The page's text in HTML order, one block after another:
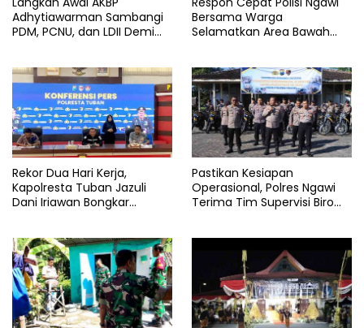
Adhytiawarman Sambangi
PDM, PCNU, dan LDII Demi
Bersama Warga
Selamatkan Area Bawah
Rekor Dua Hari Kerja,
Kapolresta Tuban Jazuli
Dani Iriawan Bongkar
Pastikan Kesiapan
Operasional, Polres Ngawi
Terima Tim Supervisi Biro